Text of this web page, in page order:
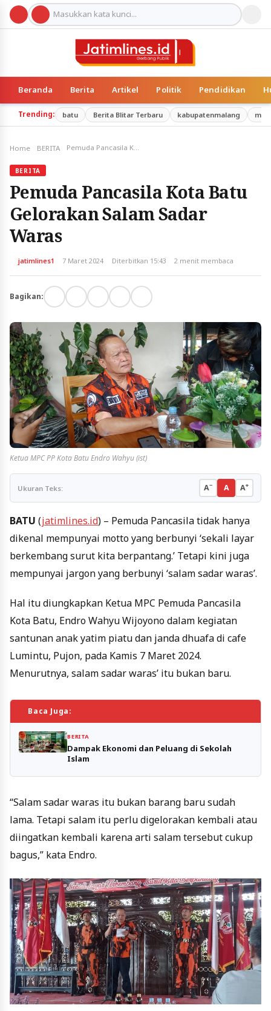
Beranda Berita Artikel Politik Pendidikan
Trending: batu Berita Blitar Terbaru kabupatenmalang
Home BERITA
BERITA
Pemuda Pancasila Kota Batu
Gelorakan Salam Sadar
Waras
jatimlines1 7 Maret 2024 Diterbitkan 15:43 2 menit membaca
Bagikan:
Ketua MPC PP Kota Batu Endro Wahyu (ist)
Ukuran Teks: A− A A+
BATU (jatimlines.id) – Pemuda Pancasila tidak hanya
dikenal mempunyai motto yang berbunyi ‘sekali layar
berkembang surut kita berpantang.’ Tetapi kini juga
mempunyai jargon yang berbunyi ‘salam sadar waras’.
Hal itu diungkapkan Ketua MPC Pemuda Pancasila
Kota Batu, Endro Wahyu Wijoyono dalam kegiatan
santunan anak yatim piatu dan janda dhuafa di cafe
Lumintu, Pujon, pada Kamis 7 Maret 2024.
Menurutnya, salam sadar waras’ itu bukan baru.
Baca Juga:
BERITA
Dampak Ekonomi dan Peluang di Sekolah
Islam
“Salam sadar waras itu bukan barang baru sudah
lama. Tetapi salam itu perlu digelorakan kembali atau
diingatkan kembali karena arti salam tersebut cukup
bagus,” kata Endro.